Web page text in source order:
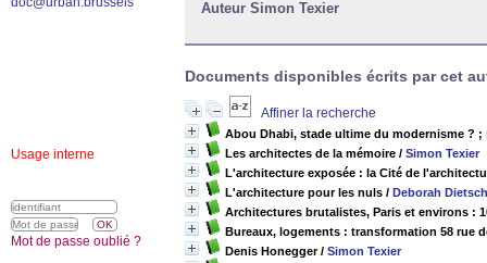
Auteur Simon Texier
Documents disponibles écrits par cet
Affiner la recherche
Abou Dhabi, stade ultime du modernisme ?
Les architectes de la mémoire / Simon Texier
L'architecture exposée : la Cité de
L'architecture pour les nuls / Deborah Dietsch
Architectures brutalistes, Paris et environs :
Bureaux, logements : transformation 58 rue
Denis Honegger/ Simon Texier
Usage interne
Mot de passe oublié ?